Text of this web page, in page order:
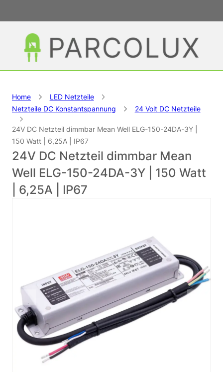
Home
LED Netzteile
Netzteile DC Konstantspannung
24 Volt DC Netzteile
24V DC Netzteil dimmbar Mean Well ELG-150-24DA-3Y |
150 Watt | 6,25A | IP67
24V DC Netzteil dimmbar Mean
Well ELG-150-24DA-3Y | 150 Watt
| 6,25A | IP67